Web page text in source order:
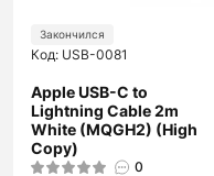
Закончился
Код: USB-0081
Apple USB-C to
Lightning Cable 2m
White (MQGH2) (High
Copy)
0